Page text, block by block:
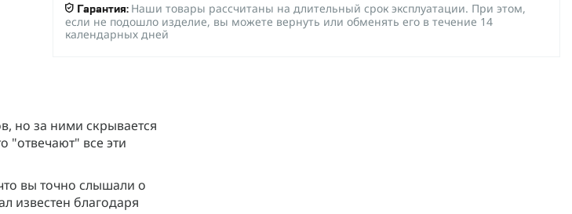
Гарантия: Наши товары рассчитаны на длительный срок эксплуатации. При этом,
если не подошло изделие, вы можете вернуть или обменять его в течение 14
календарных дней
но за ними скрывается
"отвечают" все эти
вы точно слышали о
известен благодаря